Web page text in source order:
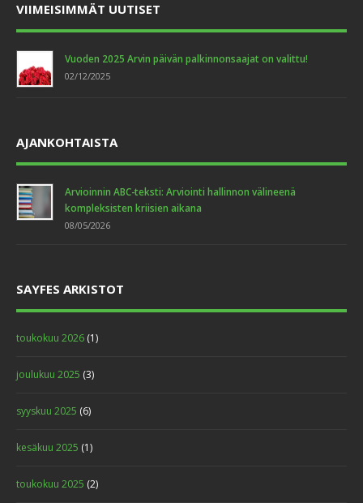
VIIMEISIMMÄT UUTISET
Vuoden 2025 Arvin päivän palkinnonsaajat on valittu!
02/12/2025
AJANKOHTAISTA
Arvioinnin ABC-teksti: Arviointi hallinnon välineenä
kompleksisten kriisien aikana
08/05/2026
SAYFES ARKISTOT
toukokuu 2026 (1)
joulukuu 2025 (3)
syyskuu 2025 (6)
kesäkuu 2025 (1)
toukokuu 2025 (2)